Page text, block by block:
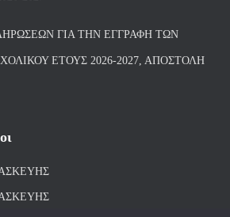
ΓΙΑ ΤΗΝ ΕΓΓΡΑΦΉ ΤΩΝ
ΈΤΟΥΣ 2026-2027, ΑΠΟΣΤΟΛΉ